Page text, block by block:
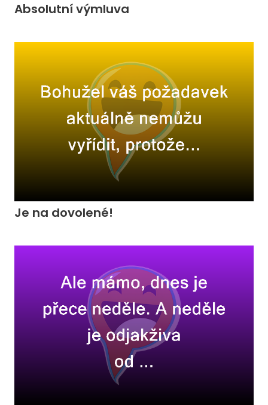
Absolutní výmluva
Je na dovolené!